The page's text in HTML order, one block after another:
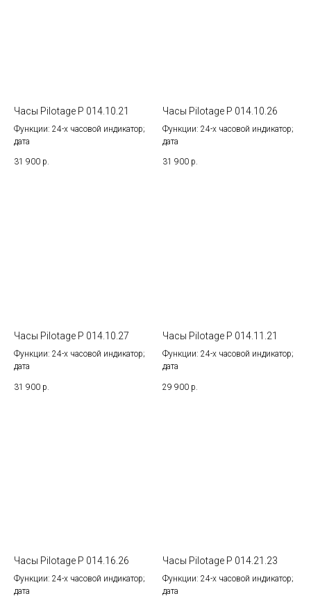
Часы Pilotage P 014.10.21
Функции: 24-х часовой индикатор;
дата
31 900 р.
Часы Pilotage P 014.10.26
Функции: 24-х часовой индикатор;
дата
31 900 р.
Часы Pilotage P 014.10.27
Функции: 24-х часовой индикатор;
дата
31 900 р.
Часы Pilotage P 014.11.21
Функции: 24-х часовой индикатор;
дата
29 900 р.
Часы Pilotage P 014.16.26
Функции: 24-х часовой индикатор;
дата
Часы Pilotage P 014.21.23
Функции: 24-х часовой индикатор;
дата